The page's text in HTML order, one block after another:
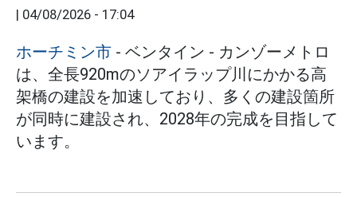
| 04/08/2026 - 17:04
ホーチミン市 - ベンタイン - カンゾーメトロ
は、全長920mのソアイラップ川にかかる高
架橋の建設を加速しており、多くの建設箇所
が同時に建設され、2028年の完成を目指して
います。